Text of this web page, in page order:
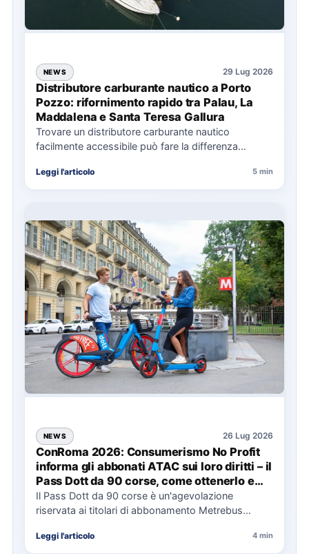
NEWS 29 Lug 2026
Distributore carburante nautico a Porto
Pozzo: rifornimento rapido tra Palau, La
Maddalena e Santa Teresa Gallura
Trovare un distributore carburante nautico
facilmente accessibile può fare la differenza
soprattutto…
Leggi l'articolo 5 min
NEWS 26 Lug 2026
ConRoma 2026: Consumerismo No Profit
informa gli abbonati ATAC sui loro diritti – il
Pass Dott da 90 corse, come ottenerlo e
cosa spetta in caso di disservizi
Il Pass Dott da 90 corse è un'agevolazione
riservata ai titolari di abbonamento Metrebus
Leggi l'articolo 4 min